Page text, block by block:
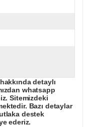
detaylı
whatsapp
Sitemizdeki
Bazı detaylar
destek
ederiz.